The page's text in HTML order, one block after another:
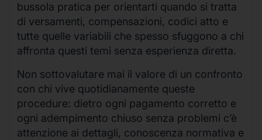
bussola pratica per orientarti quando si tratta
di versamenti, compensazioni, codici atto e
tutte quelle variabili che spesso sfuggono a chi
affronta questi temi senza esperienza diretta.
Non sottovalutare mai il valore di un confronto
con chi vive quotidianamente queste
procedure: dietro ogni pagamento corretto e
ogni adempimento chiuso senza problemi c’è
attenzione ai dettagli, conoscenza normativa e